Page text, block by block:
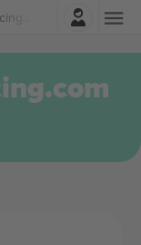
Nationals